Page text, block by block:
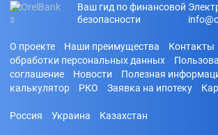
Ваш гид по финансовой
безопасности
О проекте Наши преимущества Контакты
обработки персональных данных
соглашение
Новости Полезная
калькулятор
РКО Заявка на ипотеку
Россия Украина Казахстан